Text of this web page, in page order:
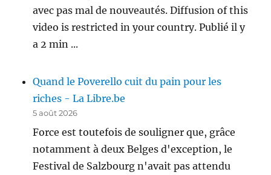
avec pas mal de nouveautés. Diffusion of this
video is restricted in your country. Publié il y
a 2 min ...
Quand le Poverello cuit du pain pour les
riches - La Libre.be
5 août 2026
Force est toutefois de souligner que, grâce
notamment à deux Belges d'exception, le
Festival de Salzbourg n'avait pas attendu